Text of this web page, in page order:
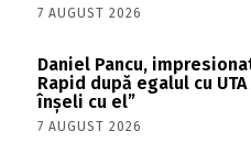
7 AUGUST 2026
Daniel Pancu,
Rapid după egalul cu
înșeli cu el”
7 AUGUST 2026